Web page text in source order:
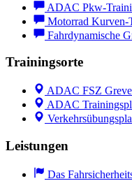
ADAC Pkw-
Motorrad Kurven-
Fahrdynamische
Trainingsorte
ADAC FSZ
ADAC
Leistungen
Das